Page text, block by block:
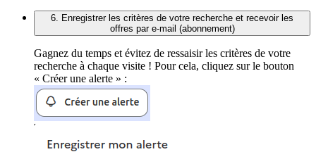
6. Enregistrer les critères de votre recherche et recevoir les
offres par e-mail (abonnement)
Gagnez du temps et évitez de ressaisir les critères de votre
recherche à chaque visite ! Pour cela, cliquez sur le bouton
« Créer une alerte » :